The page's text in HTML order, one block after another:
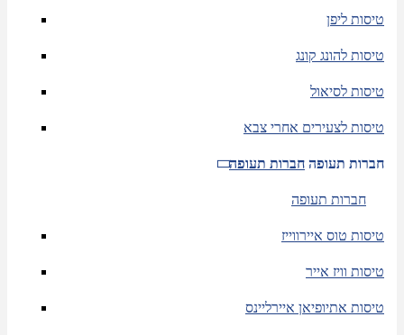
טיסות ליפן
טיסות להונג קונג
טיסות לסיאול
טיסות לצעירים אחרי צבא
חברות תעופה חברות תעופה
חברות תעופה
טיסות טוס איירווייז
טיסות וויז אייר
טיסות אתיופיאן איירליינס